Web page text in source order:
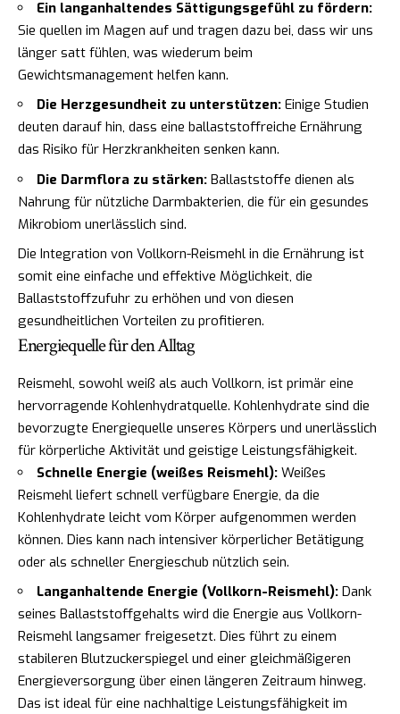
Ein langanhaltendes Sättigungsgefühl zu fördern:
Sie quellen im Magen auf und tragen dazu bei, dass wir uns
länger satt fühlen, was wiederum beim
Gewichtsmanagement helfen kann.
Die Herzgesundheit zu unterstützen: Einige Studien
deuten darauf hin, dass eine ballaststoffreiche Ernährung
das Risiko für Herzkrankheiten senken kann.
Die Darmflora zu stärken: Ballaststoffe dienen als
Nahrung für nützliche Darmbakterien, die für ein gesundes
Mikrobiom unerlässlich sind.
Die Integration von Vollkorn-Reismehl in die Ernährung ist
somit eine einfache und effektive Möglichkeit, die
Ballaststoffzufuhr zu erhöhen und von diesen
gesundheitlichen Vorteilen zu profitieren.
Energiequelle für den Alltag
Reismehl, sowohl weiß als auch Vollkorn, ist primär eine
hervorragende Kohlenhydratquelle. Kohlenhydrate sind die
bevorzugte Energiequelle unseres Körpers und unerlässlich
für körperliche Aktivität und geistige Leistungsfähigkeit.
Schnelle Energie (weißes Reismehl): Weißes
Reismehl liefert schnell verfügbare Energie, da die
Kohlenhydrate leicht vom Körper aufgenommen werden
können. Dies kann nach intensiver körperlicher Betätigung
oder als schneller Energieschub nützlich sein.
Langanhaltende Energie (Vollkorn-Reismehl): Dank
seines Ballaststoffgehalts wird die Energie aus Vollkorn-
Reismehl langsamer freigesetzt. Dies führt zu einem
stabileren Blutzuckerspiegel und einer gleichmäßigeren
Energieversorgung über einen längeren Zeitraum hinweg.
Das ist ideal für eine nachhaltige Leistungsfähigkeit im